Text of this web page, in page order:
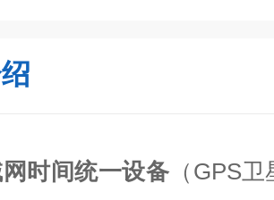
时间统一设备 （GPS